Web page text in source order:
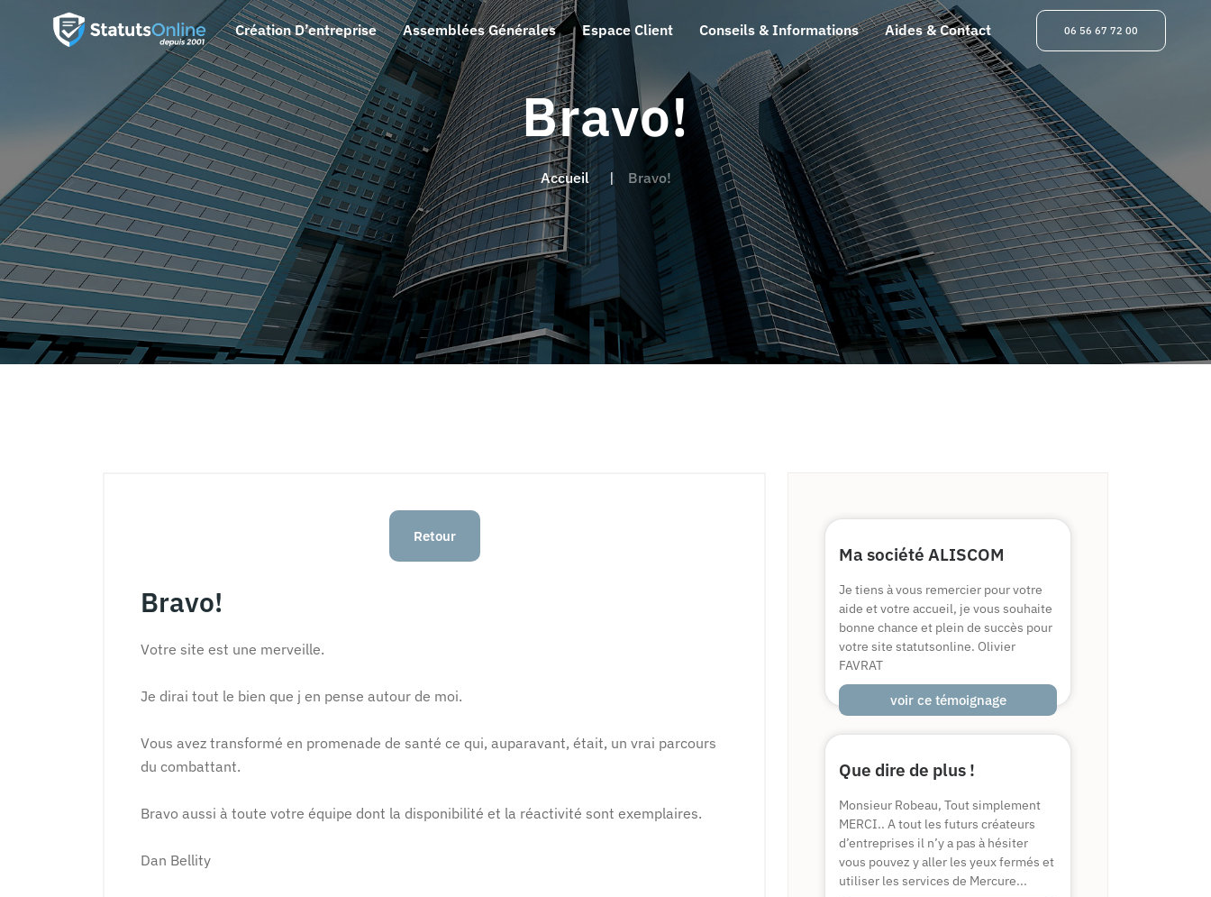
Création D’entreprise Assemblées Générales Espace Client Conseils & Informations Aides & Contact 06 56 67 72 00
Bravo!
Accueil Bravo!
Retour
Bravo!
Votre site est une merveille.
Je dirai tout le bien que j en pense autour de moi.
Vous avez transformé en promenade de santé ce qui, auparavant, était, un vrai parcours
du combattant.
Bravo aussi à toute votre équipe dont la disponibilité et la réactivité sont exemplaires.
Dan Bellity
Ma société ALISCOM
Je tiens à vous remercier pour votre
aide et votre accueil, je vous souhaite
bonne chance et plein de succès pour
votre site statutsonline. Olivier
FAVRAT
voir ce témoignage
Que dire de plus !
Monsieur Robeau, Tout simplement
MERCI.. A tout les futurs créateurs
d’entreprises il n’y a pas à hésiter
vous pouvez y aller les yeux fermés et
utiliser les services de Mercure...